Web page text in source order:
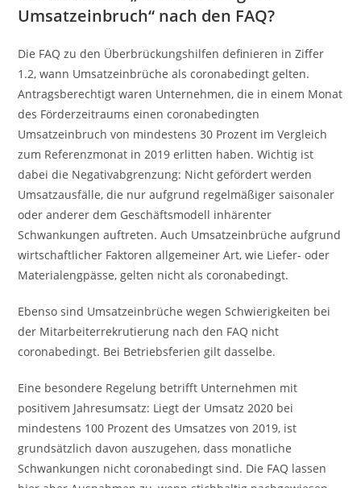
Umsatzeinbruch“ nach den FAQ?
Die FAQ zu den Überbrückungshilfen definieren in Ziffer
1.2, wann Umsatzeinbrüche als coronabedingt gelten.
Antragsberechtigt waren Unternehmen, die in einem Monat
des Förderzeitraums einen coronabedingten
Umsatzeinbruch von mindestens 30 Prozent im Vergleich
zum Referenzmonat in 2019 erlitten haben. Wichtig ist
dabei die Negativabgrenzung: Nicht gefördert werden
Umsatzausfälle, die nur aufgrund regelmäßiger saisonaler
oder anderer dem Geschäftsmodell inhärenter
Schwankungen auftreten. Auch Umsatzeinbrüche aufgrund
wirtschaftlicher Faktoren allgemeiner Art, wie Liefer- oder
Materialengpässe, gelten nicht als coronabedingt.
Ebenso sind Umsatzeinbrüche wegen Schwierigkeiten bei
der Mitarbeiterrekrutierung nach den FAQ nicht
coronabedingt. Bei Betriebsferien gilt dasselbe.
Eine besondere Regelung betrifft Unternehmen mit
positivem Jahresumsatz: Liegt der Umsatz 2020 bei
mindestens 100 Prozent des Umsatzes von 2019, ist
grundsätzlich davon auszugehen, dass monatliche
Schwankungen nicht coronabedingt sind. Die FAQ lassen